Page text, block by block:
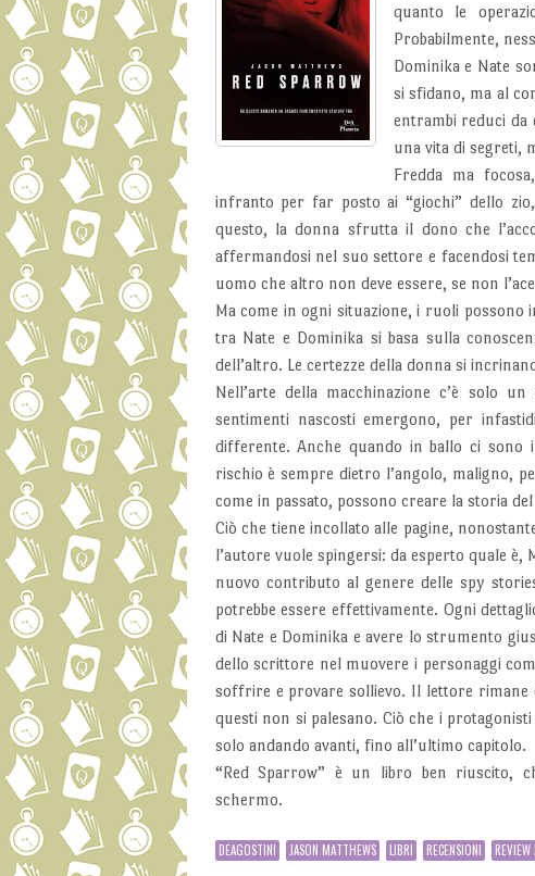
quanto le
Probabilmente,
Dominika e Nate
si sfidano, ma al
entrambi reduci da
una vita di segreti,
Fredda ma
infranto per far posto ai “giochi” dello
questo, la donna sfrutta il dono che
affermandosi nel suo settore e facendosi
uomo che altro non deve essere, se non
Ma come in ogni situazione, i ruoli
tra Nate e Dominika si basa sulla
dell’altro. Le certezze della donna si
Nell’arte della macchinazione c’è solo
sentimenti nascosti emergono, per
differente. Anche quando in ballo ci
rischio è sempre dietro l’angolo, maligno,
come in passato, possono creare la storia
Ciò che tiene incollato alle pagine,
l’autore vuole spingersi: da esperto quale
nuovo contributo al genere delle spy
potrebbe essere effettivamente. Ogni
di Nate e Dominika e avere lo strumento
dello scrittore nel muovere i personaggi
soffrire e provare sollievo. Il lettore rimane
questi non si palesano. Ciò che i
solo andando avanti, fino all’ultimo capitolo.
“Red Sparrow” è un libro ben riuscito,
schermo.
DEAGOSTINI JASON MATTHEWS LIBRI RECENSIONI REVIEW